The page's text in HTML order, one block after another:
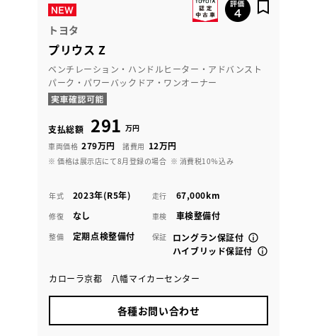
トヨタ
プリウス Z
ベンチレーション・ハンドルヒーター・アドバンスト
パーク・パワーバックドア・ワンオーナー
支払総額 291 万円
車両価格 279万円 諸費用 12万円
※ 価格は展示店にて8月登録の場合 ※ 消費税10％込み
年式 2023年(R5年) 走行 67,000km
修復 なし 車検 車検整備付
整備 定期点検整備付 保証
ロングラン保証付
ハイブリッド保証付
カローラ京都 八幡マイカーセンター
各種お問い合わせ